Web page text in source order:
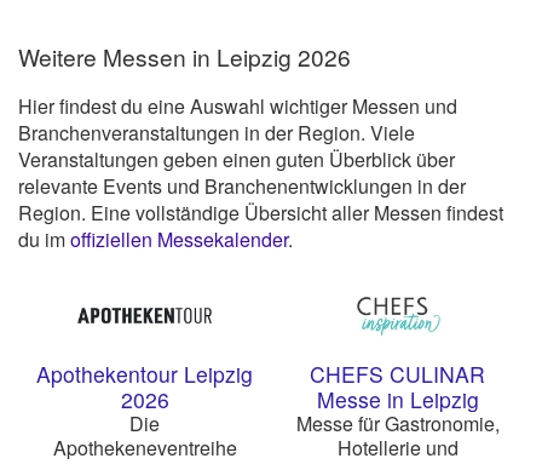
Weitere Messen in Leipzig 2026
Hier findest du eine Auswahl wichtiger Messen und
Branchenveranstaltungen in der Region. Viele
Veranstaltungen geben einen guten Überblick über
relevante Events und Branchenentwicklungen in der
Region. Eine vollständige Übersicht aller Messen findest
du imoffiziellen Messekalender.
Apothekentour Leipzig
2026
Die
Apothekeneventreihe
CHEFS CULINAR
Messe in Leipzig
Messe für Gastronomie,
Hotellerie und